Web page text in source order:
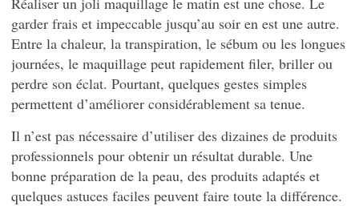
garder frais et impeccable jusqu’au soir en est une autre.
Entre la chaleur, la transpiration, le sébum ou les longues
journées, le maquillage peut rapidement filer, briller ou
perdre son éclat. Pourtant, quelques gestes simples
permettent d’améliorer considérablement sa tenue.
Il n’est pas nécessaire d’utiliser des dizaines de produits
professionnels pour obtenir un résultat durable. Une
bonne préparation de la peau, des produits adaptés et
quelques astuces faciles peuvent faire toute la différence.